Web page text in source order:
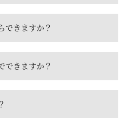
できますか？
できますか？